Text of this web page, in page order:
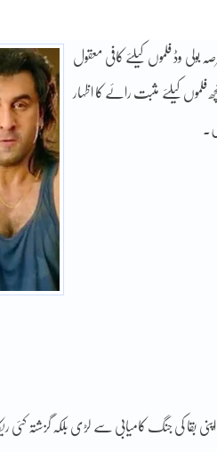
بولی وڈ فلموں کیلئے کافی معقول
کیلئے مثبت رائے کا اظہار
بقا کی جنگ کامیابی سے لڑی بلکہ گزشتہ کئی